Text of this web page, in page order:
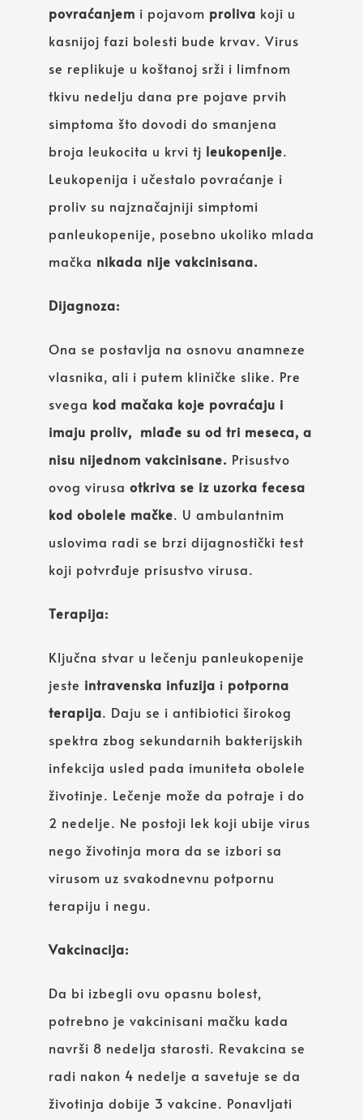
povraćanjem i pojavom proliva koji u
kasnijoj fazi bolesti bude krvav. Virus
se replikuje u koštanoj srži i limfnom
tkivu nedelju dana pre pojave prvih
simptoma što dovodi do smanjena
broja leukocita u krvi tj leukopenije.
Leukopenija i učestalo povraćanje i
proliv su najznačajniji simptomi
panleukopenije, posebno ukoliko mlada
mačka nikada nije vakcinisana.
Dijagnoza:
Ona se postavlja na osnovu anamneze
vlasnika, ali i putem kliničke slike. Pre
svega kod mačaka koje povraćaju i
imaju proliv, mlađe su od tri meseca, a
nisu nijednom vakcinisane. Prisustvo
ovog virusa otkriva se iz uzorka fecesa
kod obolele mačke. U ambulantnim
uslovima radi se brzi dijagnostički test
koji potvrđuje prisustvo virusa.
Terapija:
Ključna stvar u lečenju panleukopenije
jeste intravenska infuzija i potporna
terapija. Daju se i antibiotici širokog
spektra zbog sekundarnih bakterijskih
infekcija usled pada imuniteta obolele
životinje. Lečenje može da potraje i do
2 nedelje. Ne postoji lek koji ubije virus
nego životinja mora da se izbori sa
virusom uz svakodnevnu potpornu
terapiju i negu.
Vakcinacija:
Da bi izbegli ovu opasnu bolest,
potrebno je vakcinisani mačku kada
navrši 8 nedelja starosti. Revakcina se
radi nakon 4 nedelje a savetuje se da
životinja dobije 3 vakcine. Ponavljati